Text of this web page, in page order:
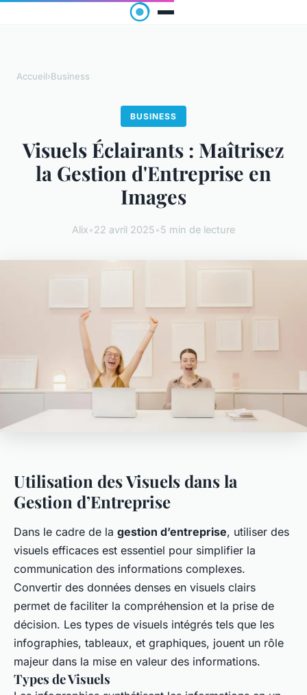
Accueil›Business
BUSINESS
Visuels Éclairants : Maîtrisez
la Gestion d'Entreprise en
Images
Alix•22 avril 2025•5 min de lecture
Utilisation des Visuels dans la
Gestion d’Entreprise
Dans le cadre de la gestion d’entreprise, utiliser des
visuels efficaces est essentiel pour simplifier la
communication des informations complexes.
Convertir des données denses en visuels clairs
permet de faciliter la compréhension et la prise de
décision. Les types de visuels intégrés tels que les
infographies, tableaux, et graphiques, jouent un rôle
majeur dans la mise en valeur des informations.
Types de Visuels